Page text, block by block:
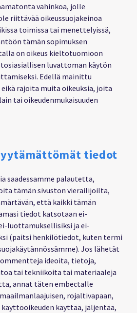
vahinkoa, jolle
riittävää oikeussuojakeinoa
toimissa tai menettelyissä,
tämän sopimuksen
on oikeus kieltotuomioon
luvattoman käytön
Edellä mainittu
rajoita muita oikeuksia, joita
tai oikeudenmukaisuuden
tiedot
saadessamme palautetta,
tämän sivuston vierailijoilta,
että kaikki tämän
tiedot katsotaan ei-
luottamuksellisiksi ja ei-
(paitsi henkilötiedot, kuten termi
Jos lähetät
ideoita, tietoja,
tai tekniikoita tai materiaaleja
annat täten embectalle
rojaltivapaan,
käyttää, jäljentää,